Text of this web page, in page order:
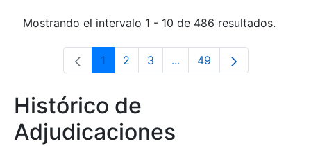
Mostrando el intervalo 1 - 10 de 486 resultados.
Página
1 Página
2 Página
3 ...Páginas intermedias Use
Página
49
Histórico de
Adjudicaciones